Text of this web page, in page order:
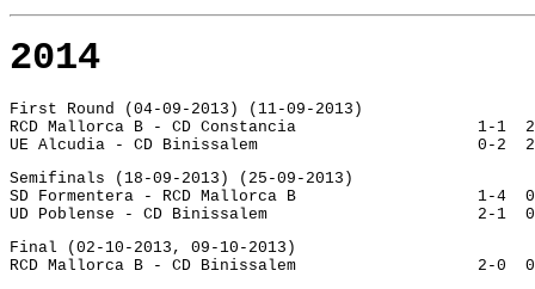
2014
First Round (04-09-2013) (11-09-2013)
RCD Mallorca B - CD
UE Alcudia - CD Binissalem
Semifinals (18-09-2013) (25-09-2013)
SD Formentera - RCD Mallorca
UD Poblense - CD Binissalem
Final (02-10-2013, 09-10-2013)
RCD